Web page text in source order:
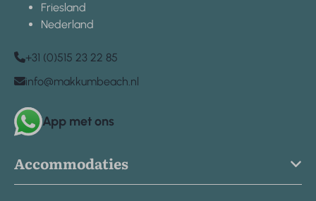
Friesland
Nederland
+31 (0)515 23 22 85
info@makkumbeach.nl
App met ons
Accommodaties